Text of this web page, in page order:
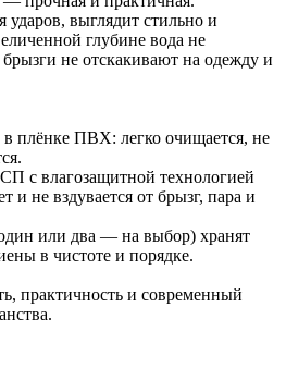
выглядит стильно и
глубине вода не
брызги не отскакивают на одежду и
ПВХ: легко очищается, не
с влагозащитной технологией
не вздувается от брызг, пара и
или два — на выбор) хранят
в чистоте и порядке.
практичность и современный